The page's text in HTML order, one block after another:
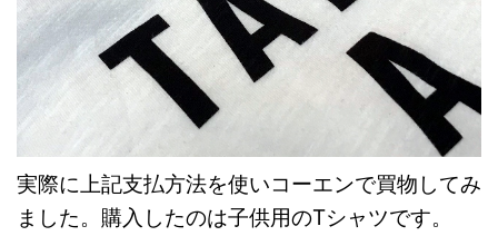
実際に上記支払方法を使いコーエンで買物してみ
ました。購入したのは子供用のTシャツです。